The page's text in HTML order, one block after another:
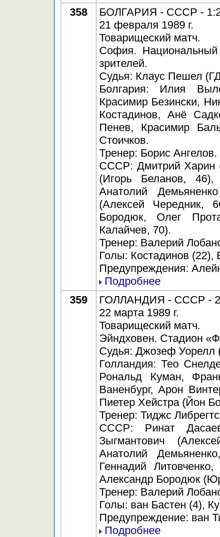
358
БОЛГАРИЯ - СССР -
21 февраля 1989 г.
Товарищеский матч.
София.
зрителей.
Судья: Клаус Пешел
Болгария: Илия
Красимир Безински,
Костадинов, Анё
Пенев, Красимир
Стоичков.
Тренер: Борис Ангелов.
СССР: Дмитрий Харин
(Игорь Беланов,
Анатолий
(Алексей Чередник,
Бородюк, Олег
Калайчев, 70).
Тренер: Валерий
Голы: Костадинов
Предупреждения:
Подробнее
359
ГОЛЛАНДИЯ - СССР -
22 марта 1989 г.
Товарищеский матч.
Эйндховен. Стадион
Судья: Джозеф Уорелл
Голландия: Тео
Рональд Куман,
Ваненбург, Арон
Пиетер Хейстра (Йон
Тренер: Тиджс
СССР: Ринат
Зыгмантович
Анатолий
Геннадий
Александр Бородюк
Тренер: Валерий
Голы: ван Бастен (4),
Предупреждение: ван
Подробнее